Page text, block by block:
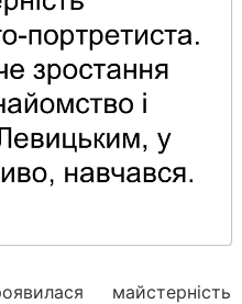
майстерність